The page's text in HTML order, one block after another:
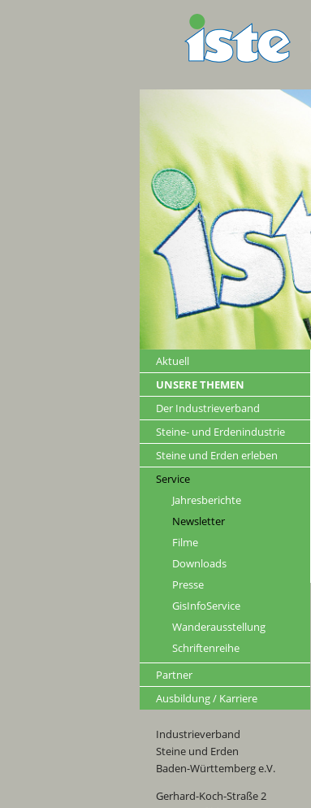
Aktuell
UNSERE THEMEN
Der Industrieverband
Steine- und Erdenindustrie
Steine und Erden erleben
Service
Jahresberichte
Newsletter
Filme
Downloads
Presse
GisInfoService
Wanderausstellung
Schriftenreihe
Partner
Ausbildung / Karriere
Industrieverband
Steine und Erden
Baden-Württemberg e.V.
Gerhard-Koch-Straße 2